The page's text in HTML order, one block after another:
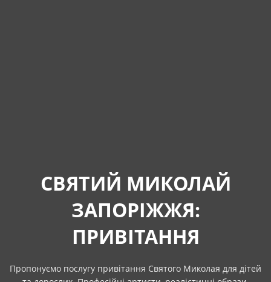
СВЯТИЙ МИКОЛАЙ
ЗАПОРІЖЖЯ:
ПРИВІТАННЯ
Пропонуємо послугу привітання Святого Миколая для дітей